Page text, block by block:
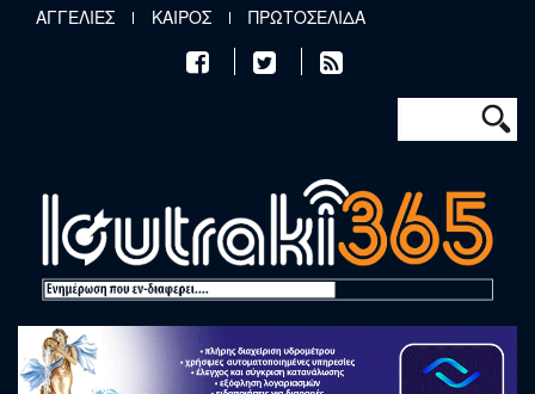
Παράκαμψη προς το κυρίως περιεχόμενο
ΑΓΓΕΛΙΕΣ ΚΑΙΡΟΣ ΠΡΩΤΟΣΕΛΙΔΑ
Φόρμα
Αναζήτηση